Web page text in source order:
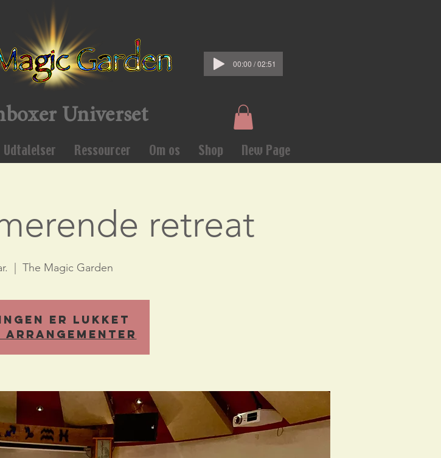
Universet
00:00 / 02:51
Udtalelser Ressourcer Om os Shop New Page
retreat
  |
The Magic Garden
er lukket
arrangementer